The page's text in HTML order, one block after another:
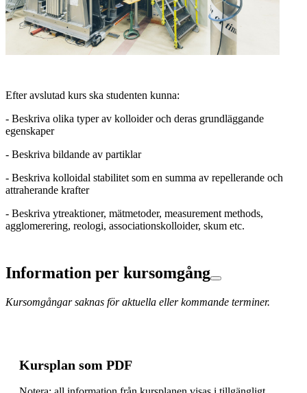
Efter avslutad kurs ska studenten kunna:
- Beskriva olika typer av kolloider och deras grundläggande
egenskaper
- Beskriva bildande av partiklar
- Beskriva kolloidal stabilitet som en summa av repellerande och
attraherande krafter
- Beskriva ytreaktioner, mätmetoder, measurement methods,
agglomerering, reologi, associationskolloider, skum etc.
Information per kursomgång
Kursomgångar saknas för aktuella eller kommande terminer.
Kursplan som PDF